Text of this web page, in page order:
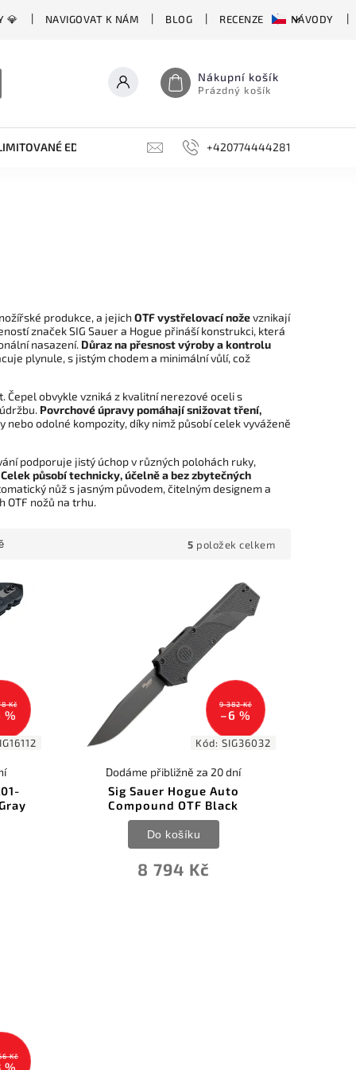
💎 NAVIGOVAT K NÁM BLOG RECENZE NÁVODY
Nákupní košík
Prázdný košík
EDICE BROUSKY, BRUSKY, OCÍLKY
+420774444281
produkce, a jejich OTF vystřelovací noževznikají
značekSIG Sauera Hogue přináší konstrukci, která
nasazení. Důraz na přesnost výroby a kontrolu
plynule, s jistým chodem a minimální vůlí, což
obvykle vzniká z kvalitní nerezové oceli s
Povrchové úpravy pomáhají snižovat tření,
nebo odolné kompozity, díky nimž působí celek vyváženě
podporuje jistý úchop v různých polohách ruky,
Celek působí technicky, účelně a bez zbytečných
nůž s jasným původem, čitelným designem a
OTF nožů na trhu.
5 položek celkem
Kč
%
9 382 Kč
–6 %
Kód:SIG36032
Sig Sauer Hogue Auto
Compound OTF Black
Dodáme přibližně za 20 dní
8 794 Kč
Do košíku
Kč
%